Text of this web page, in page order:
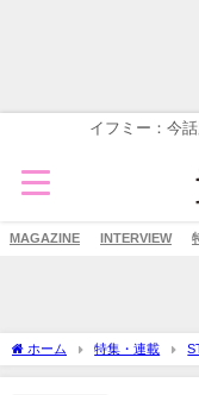
イフミー：今
MAGAZINE INTERVIEW
ホーム 特集・連載